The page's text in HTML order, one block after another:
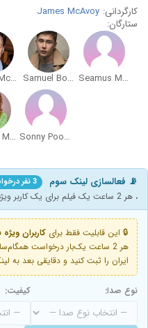
کارگردانی: James McAvoy
ستارگان:
Seamus McLean Ross
Samuel Bottomley
James McAvoy
Sonny Poon Tip
Rebekah Murrell
📡 فعالسازی لینک سوم 3 نفر درخواست داده
، هر 2 ساعت یک فیلم برای یک کاربر ویژه
🔒 این قابلیت فقط برای کاربران ویژه
ایران را ثبت کنید و دقایقی بعد
نوع صدا: کیفیت: